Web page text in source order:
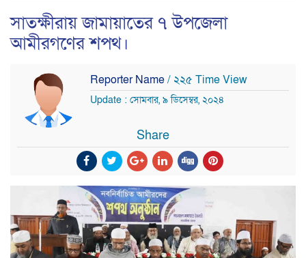
সাতক্ষীরায় জামায়াতের ৭ উপজেলা
আমীরগণের শপথ।
Reporter Name/ ২২৫ Time View
Update : সোমবার, ৯ ডিসেম্বর, ২০২৪
Share